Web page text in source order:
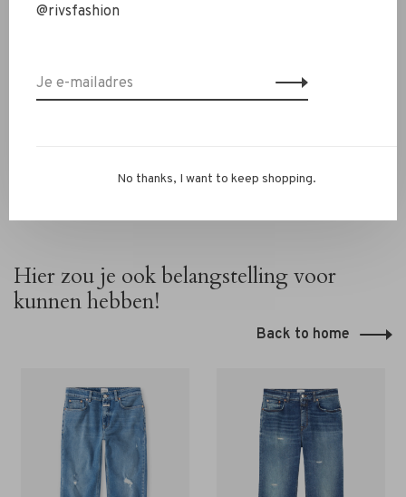
De jeans valt goed op maat en zit zeer comfortabel.
via WhatsApp 06-13069593, mail naar
info@rivs.nl
Hier zou je ook belangstelling voor
kunnen hebben!
Back to home
@rivsfashion
No thanks, I want to keep shopping.